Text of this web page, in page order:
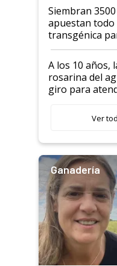
Siembran
apuestan todo
transgénica
por tonelada:
semillero
A los 10 años,
rosarina del
giro para
Ver
Ganadería